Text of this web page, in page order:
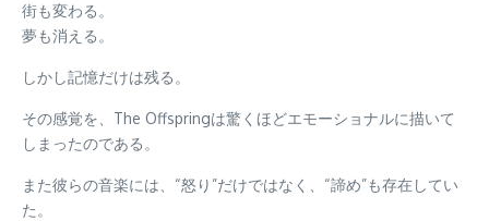
街も変わる。
夢も消える。
しかし記憶だけは残る。
その感覚を、The Offspringは驚くほどエモーショナルに描いて
しまったのである。
また彼らの音楽には、“怒り”だけではなく、“諦め”も存在してい
た。